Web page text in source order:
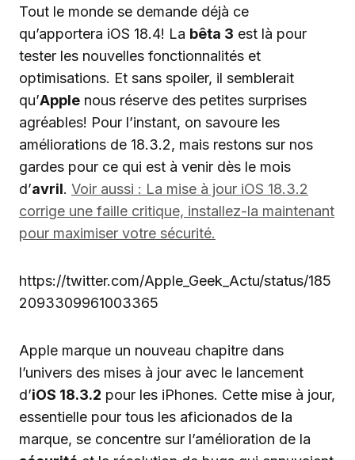
Tout le monde se demande déjà ce
qu’apportera iOS 18.4! La bêta 3 est là pour
tester les nouvelles fonctionnalités et
optimisations. Et sans spoiler, il semblerait
qu’Apple nous réserve des petites surprises
agréables! Pour l’instant, on savoure les
améliorations de 18.3.2, mais restons sur nos
gardes pour ce qui est à venir dès le mois
d’avril. Voir aussi : La mise à jour iOS 18.3.2
corrige une faille critique, installez-la maintenant
pour maximiser votre sécurité.
https://twitter.com/Apple_Geek_Actu/status/185
2093309961003365
Apple marque un nouveau chapitre dans
l’univers des mises à jour avec le lancement
d’iOS 18.3.2 pour les iPhones. Cette mise à jour,
essentielle pour tous les aficionados de la
marque, se concentre sur l’amélioration de la